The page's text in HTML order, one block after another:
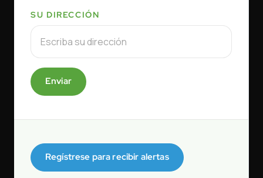
SU DIRECCIÓN
Enviar
Regístrese para recibir alertas